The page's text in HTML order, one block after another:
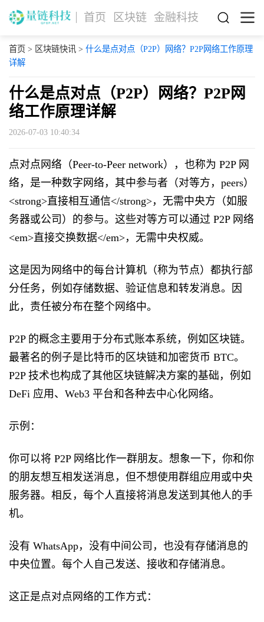
首页 区块链 金融科技
首页 > 区块链快讯> 什么是点对点（P2P）网络？P2P网络工作原理
详解
什么是点对点（P2P）网络？P2P网
络工作原理详解
2026-07-03 10:40:34
点对点网络（Peer-to-Peer network），也称为 P2P 网
络，是一种数字网络，其中参与者（对等方，peers）
<strong>直接相互通信</strong>，无需中央方（如服
务器或公司）的参与。这些对等方可以通过 P2P 网络
<em>直接交换数据</em>，无需中央权威。
这是因为网络中的每台计算机（称为节点）都执行部
分任务，例如存储数据、验证信息和转发消息。因
此，责任被分布在整个网络中。
P2P 的概念主要用于分布式账本系统，例如区块链。
最著名的例子是比特币的区块链和加密货币 BTC。
P2P 技术也构成了其他区块链解决方案的基础，例如
DeFi 应用、Web3 平台和各种去中心化网络。
示例：
你可以将 P2P 网络比作一群朋友。想象一下，你和你
的朋友想互相发送消息，但不想使用群组应用或中央
服务器。相反，每个人直接将消息发送到其他人的手
机。
没有 WhatsApp，没有中间公司，也没有存储消息的
中央位置。每个人自己发送、接收和存储消息。
这正是点对点网络的工作方式：